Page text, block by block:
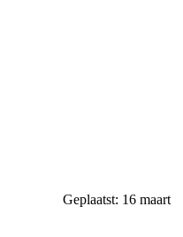
Geplaatst: 16 maart